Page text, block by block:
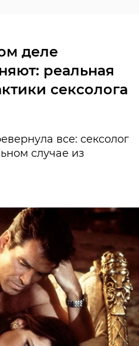
деле
реальная
сексолога
все: сексолог
случае из